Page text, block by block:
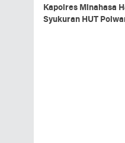
Kapolres Minahasa
Syukuran HUT